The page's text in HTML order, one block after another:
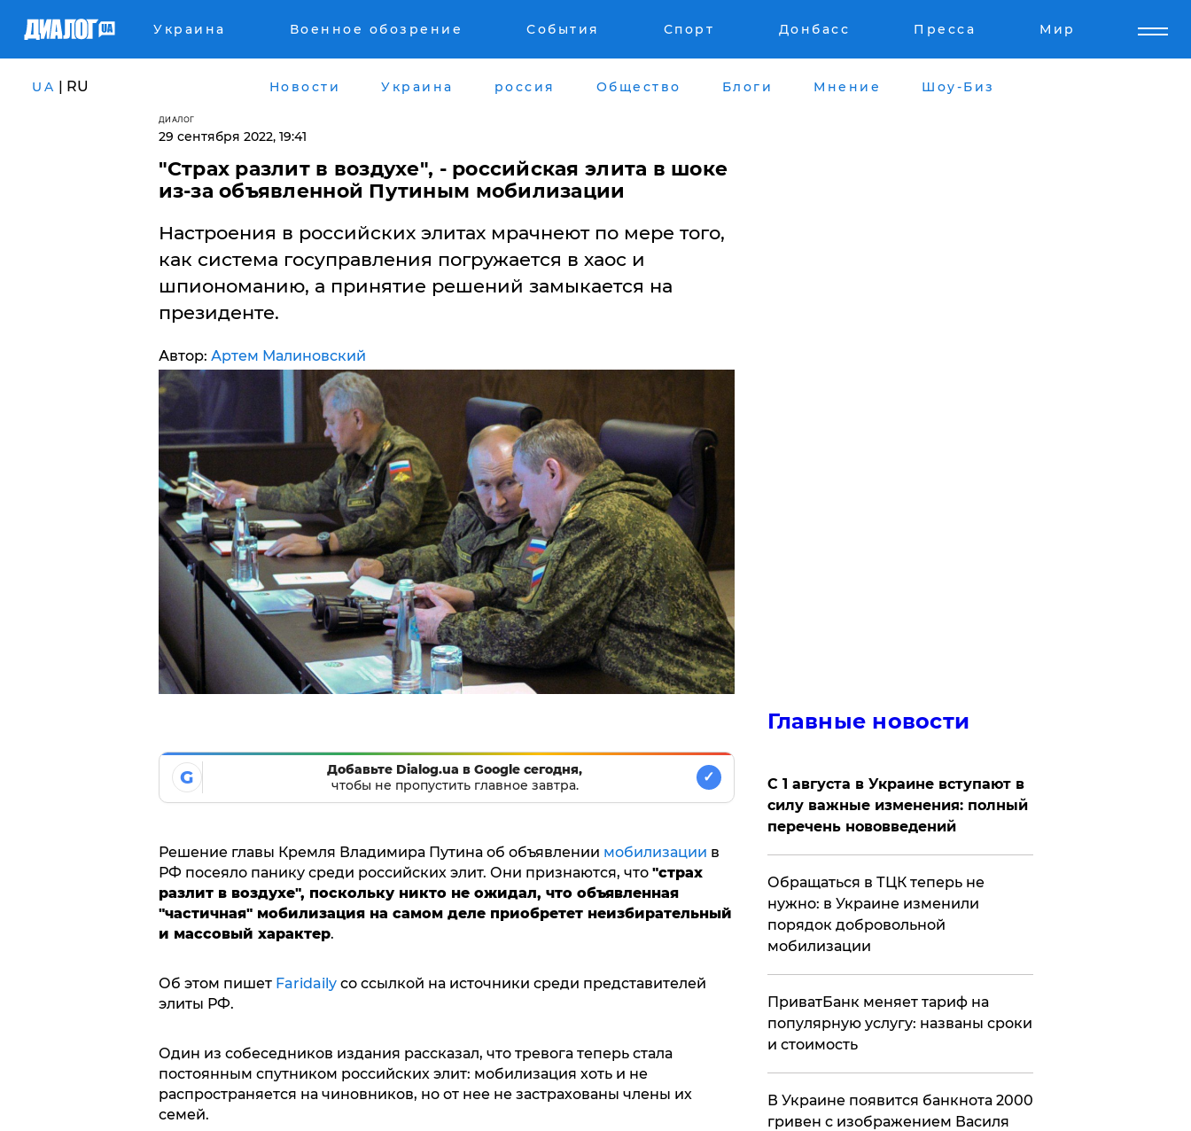
Украина Военное обозрение События Спорт Донбасс Пресса Мир
UA | RU Новости Украина россия Общество Блоги Мнение Шоу-Биз
ДИАЛОГ
29 сентября 2022, 19:41
"Страх разлит в воздухе", - российская элита в шоке
из-за объявленной Путиным мобилизации
Настроения в российских элитах мрачнеют по мере того,
как система госуправления погружается в хаос и
шпиономанию, а принятие решений замыкается на
президенте.
Автор: Артем Малиновский
G
Добавьте Dialog.ua в Google сегодня,
чтобы не пропустить главное завтра.
✓
Решение главы Кремля Владимира Путина об объявлении мобилизации в
РФ посеяло панику среди российских элит. Они признаются, что "страх
разлит в воздухе", поскольку никто не ожидал, что объявленная
"частичная" мобилизация на самом деле приобретет неизбирательный
и массовый характер.
Об этом пишет Faridailyсо ссылкой на источники среди представителей
элиты РФ.
Один из собеседников издания рассказал, что тревога теперь стала
постоянным спутником российских элит: мобилизация хоть и не
распространяется на чиновников, но от нее не застрахованы члены их
семей.
Главные новости
С 1 августа в Украине вступают в
силу важные изменения: полный
перечень нововведений
Обращаться в ТЦК теперь не
нужно: в Украине изменили
порядок добровольной
мобилизации
ПриватБанк меняет тариф на
популярную услугу: названы сроки
и стоимость
В Украине появится банкнота 2000
гривен с изображением Василя